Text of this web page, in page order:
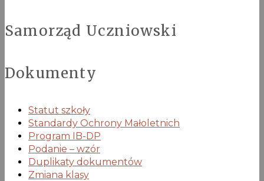
Samorząd Uczniowski
Dokumenty
Statut szkoły
Standardy Ochrony Małoletnich
Program IB-DP
Podanie – wzór
Duplikaty dokumentów
Zmiana klasy